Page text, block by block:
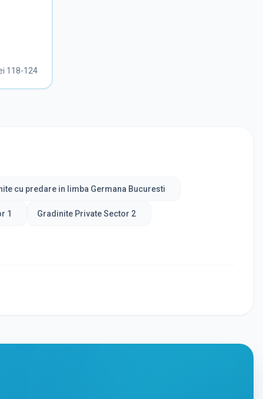
118-124
cu predare in limba Germana Bucuresti
1 Gradinite Private Sector 2